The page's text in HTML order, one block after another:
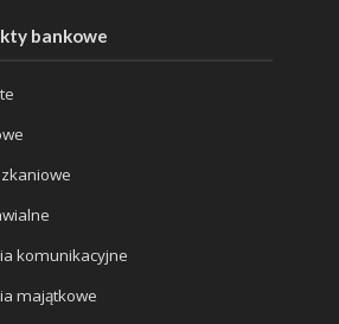
bankowe
komunikacyjne
majątkowe